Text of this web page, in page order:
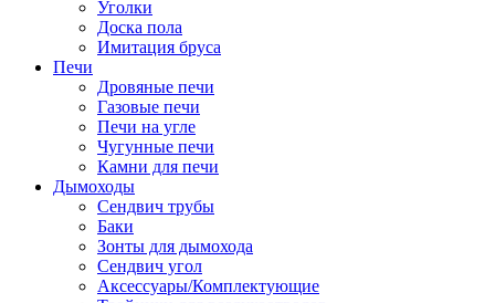
Уголки
Доска пола
Имитация бруса
Печи
Дровяные печи
Газовые печи
Печи на угле
Чугунные печи
Камни для печи
Дымоходы
Сендвич трубы
Баки
Зонты для дымохода
Сендвич угол
Аксессуары/Комплектующие